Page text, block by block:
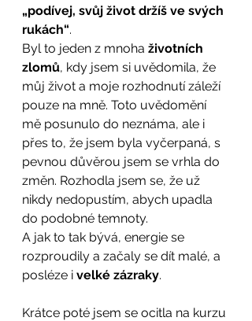
„podívej, svůj život držíš ve svých
rukách“.
Byl to jeden z mnoha životních
zlomů, kdy jsem si uvědomila, že
můj život a moje rozhodnutí záleží
pouze na mně. Toto uvědomění
mě posunulo do neznáma, ale i
přes to, že jsem byla vyčerpaná, s
pevnou důvěrou jsem se vrhla do
změn. Rozhodla jsem se, že už
nikdy nedopustím, abych upadla
do podobné temnoty.
A jak to tak bývá, energie se
rozproudily a začaly se dít malé, a
posléze i velké zázraky.
Krátce poté jsem se ocitla na kurzu